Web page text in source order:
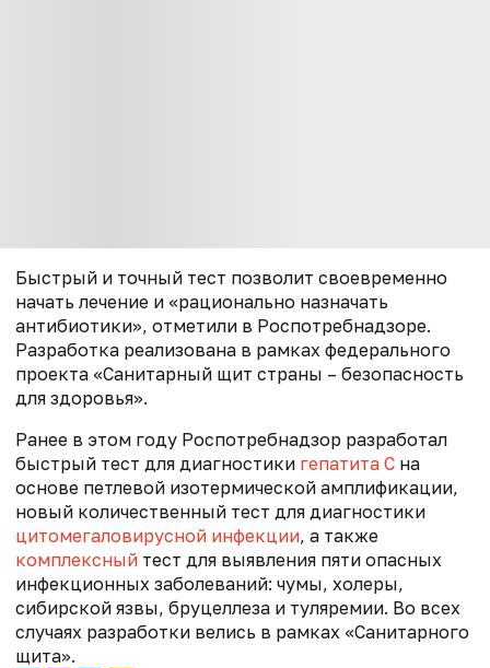
Быстрый и точный тест позволит своевременно
начать лечение и «рационально назначать
антибиотики», отметили в Роспотребнадзоре.
Разработка реализована в рамках федерального
проекта «Санитарный щит страны – безопасность
для здоровья».
Ранее в этом году Роспотребнадзор разработал
быстрый тест для диагностики гепатита С на
основе петлевой изотермической амплификации,
новый количественный тест для диагностики
цитомегаловирусной инфекции, а также
комплексный тест для выявления пяти опасных
инфекционных заболеваний: чумы, холеры,
сибирской язвы, бруцеллеза и туляремии. Во всех
случаях разработки велись в рамках «Санитарного
щита».